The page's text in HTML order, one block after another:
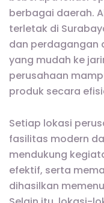
berbagai daerah.
terletak di
dan perdagangan
yang mudah ke
perusahaan
produk secara
Setiap lokasi
fasilitas modern
mendukung
efektif, serta
dihasilkan